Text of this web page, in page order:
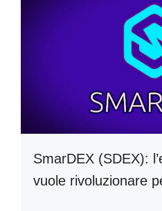
SmarDEX (SDEX):
vuole rivoluzionare